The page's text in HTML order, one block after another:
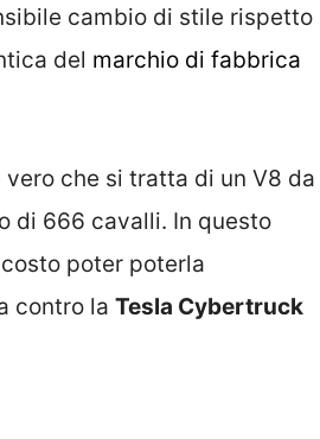
cambio di stile rispetto
del marchio di fabbrica
che si tratta di un V8 da
di 666 cavalli. In questo
poter poterla
contro la Tesla Cybertruck